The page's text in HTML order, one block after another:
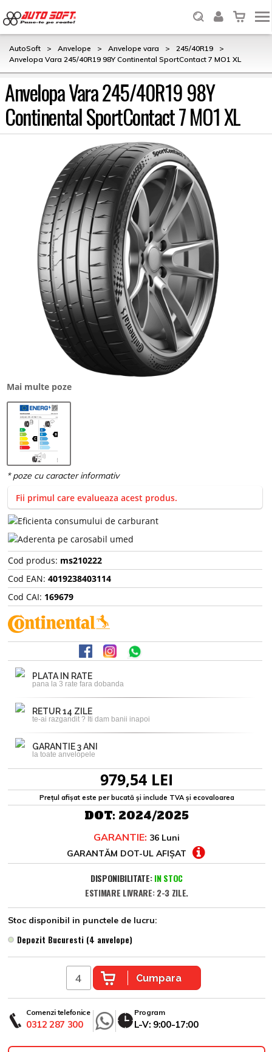
AutoSoft > Anvelope > Anvelope vara > 245/40R19
>
Anvelopa Vara 245/40R19 98Y Continental SportContact 7 MO1 XL
Anvelopa Vara 245/40R19 98Y
Continental SportContact 7 MO1 XL
Mai multe poze
Fii primul care evalueaza acest produs.
Cod produs: ms210222
Cod EAN: 4019238403114
Cod CAI: 169679
PLATA IN RATE
pana la 3 rate fara dobanda
RETUR 14 ZILE
te-ai razgandit ? Iti dam banii inapoi
GARANTIE 3 ANI
la toate anvelopele
979,54 LEI
Prețul afișat este per bucată și include TVA și ecovaloarea
DOT: 2024/2025
GARANTIE: 36 Luni
GARANTĂM DOT-UL AFIȘAT
DISPONIBILITATE: IN STOC
ESTIMARE LIVRARE: 2-3 ZILE.
Stoc disponibil in punctele de lucru:
Depozit Bucuresti (4 anvelope)
Cumpara
Comenzi telefonice
0312 287 300
Program
L-V: 9:00-17:00